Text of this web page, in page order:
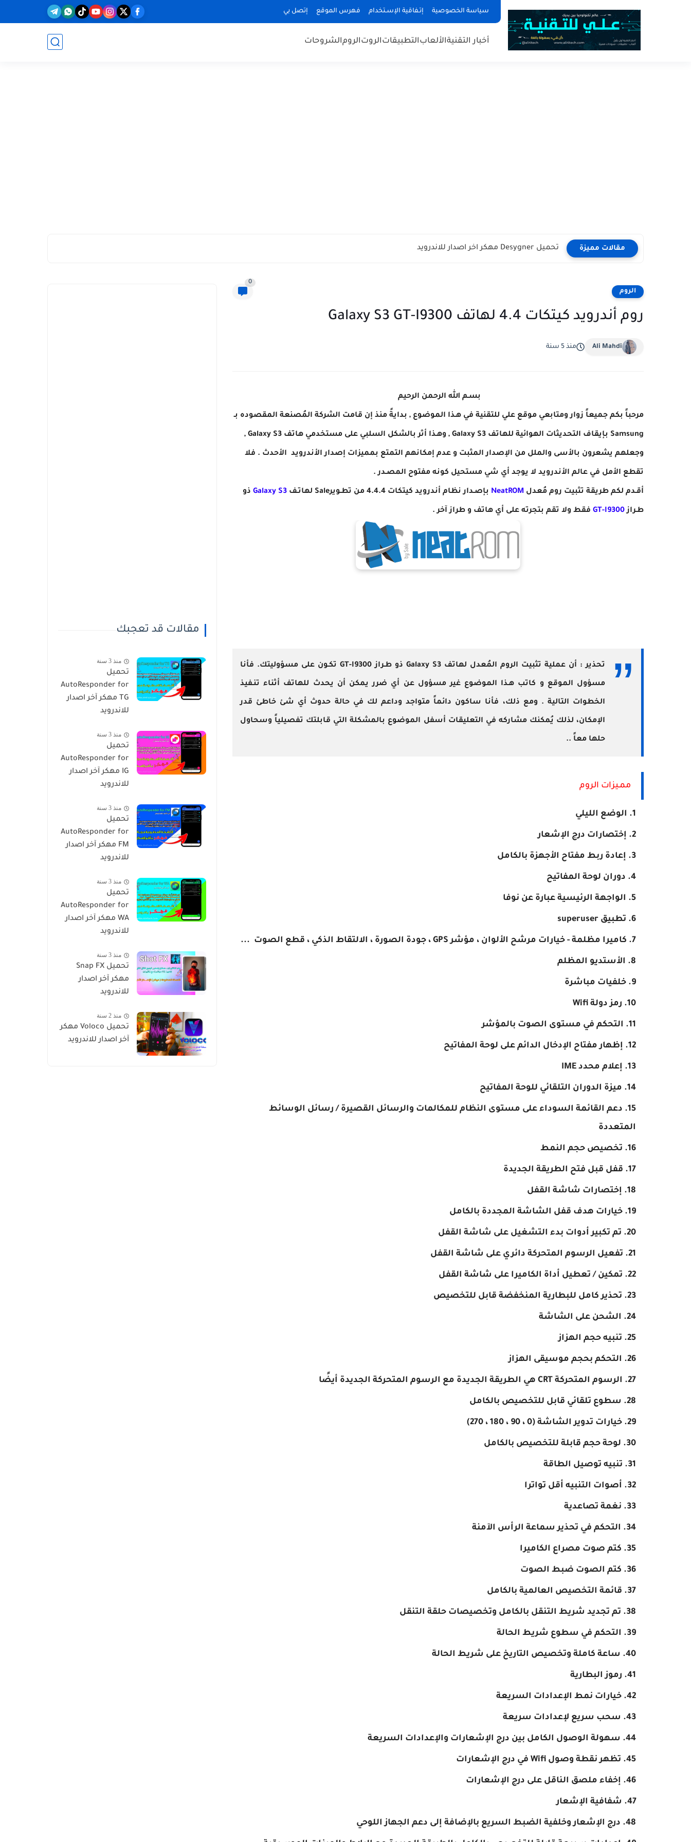
سياسة الخصوصية إتـفاقية الإسـتخدام فهرس الموقع إتصل بي
أخبار التقنيةالألعابالتطبيقاتالروتالرومالشروحات
مقالات مميزة تحميل Desygner مهكر اخر اصدار للاندرويد
الروم
0
روم أندرويد كيتكات 4.4 لهاتف Galaxy S3 GT-I9300
Ali Mahdi منذ 5 سنة
بسـم الله الرحمن الرحيم
مرحباً بكم جميعاً زوار ومتابعي موقع علي للتقنية في هـذا الموضوع , بدايةً منذ إن قامت الشركة المُصنعة المقصوده بـ
Samsung بإيقاف التحديثات الهوائية للهاتف Galaxy S3 , وهـذا أثر بالشكل السلبي على مستخدمي هاتف Galaxy S3 ,
وجعلهم يشعرون بالأسى والملل من الإصدار المثبت و عدم إمكانهم التمتع بمميزات إصدار الأندرويد الأحدث . فلا
تقطع الأمل في عالم الأندرويد لا يوجد أي شي مستحيل كونه مفتوح المصـدر .
أقـدم لكم طريقة تثبيت روم مُعدل NeatROM بإصـدار نظام أندرويد كيتكات 4.4.4 من تطـويرSale لهاتـف Galaxy S3 ذو
طـرازGT-I9300 فقط ولا تقم بتجرته على أي هاتف و طراز آخر .
تحذير : أن عملية تثبيت الروم المُعدل لهاتف Galaxy S3 ذو طـراز GT-I9300 تكـون على مسؤوليتك. فأنا
مسؤول الموقع و كاتب هـذا الموضوع غير مسؤول عن أي ضرر يمكن أن يحدث للهاتف أثناء تنـفيذ
الخطوات التالية . ومع ذلك، فأنا ساكون دائماً متواجد وداعم لك في حالة حدوث أي شئ خاطئ قدر
الإمكان، لذلك يُمكنك مشاركه في التعليقات أسفل الموضوع بالمشكلة التي قابلتك تفصيلياً وسحاول
حلها معاً ..
ممـيزات الروم
الوضع الليلي
إختصارات درج الإشعار
إعادة ربط مفتاح الأجهزة بالكامل
دوران لوحة المفاتيح
الواجهة الرئيسية عبارة عن نوفا
تطبيق superuser
كاميرا مظلمة - خيارات مرشح الألوان ، مؤشر GPS ، جودة الصورة ، الالتقاط الذكي ، قطع الصوت ...
الأستديو المظلم
خلفيات مباشرة
رمز دولة Wifi
التحكم في مستوى الصوت بالمؤشر
إظهار مفتاح الإدخال الدائم على لوحة المفاتيح
إعلام محدد IME
ميزة الدوران التلقائي للوحة المفاتيح
دعم القائمة السوداء على مستوى النظام للمكالمات والرسائل القصيرة / رسائل الوسائط
المتعددة
تخصيص حجم النمط
قفل قبل فتح الطريقة الجديدة
إختصارات شاشة القفل
خيارات هدف قفل الشاشة المجددة بالكامل
تم تكبير أدوات بدء التشغيل على شاشة القفل
تفعيل الرسوم المتحركة دائري على شاشة القفل
تمكين / تعطيل أداة الكاميرا على شاشة القفل
تحذير كامل للبطارية المنخفضة قابل للتخصيص
الشحن على الشاشة
تنبيه حجم الهزاز
التحكم بحجم موسيقى الهزاز
الرسوم المتحركة CRT هي الطريقة الجديدة مع الرسوم المتحركة الجديدة أيضًا
سطوع تلقائي قابل للتخصيص بالكامل
خيارات تدوير الشاشة (0 ، 90 ، 180 ، 270)
لوحة حجم قابلة للتخصيص بالكامل
تنبيه توصيل الطاقة
أصوات التنبيه أقل تواترا
نغمة تصاعدية
التحكم في تحذير سماعة الرأس الآمنة
كتم صوت مصراع الكاميرا
كتم الصوت ضبط الصوت
قائمة التخصيص العالمية بالكامل
تم تجديد شريط التنقل بالكامل وتخصيصات حلقة التنقل
التحكم في سطوع شريط الحالة
ساعة كاملة وتخصيص التاريخ على شريط الحالة
رموز البطارية
خيارات نمط الإعدادات السريعة
سحب سريع لإعدادات سريعة
سهولة الوصول الكامل بين درج الإشعارات والإعدادات السريعة
تظهر نقطة وصول Wifi في درج الإشعارات
إخفاء ملصق الناقل على درج الإشعارات
شفافية الإشعار
درج الإشعار وخلفية الضبط السريع بالإضافة إلى دعم الجهاز اللوحي
مقالات قد تعجبك
منذ 3 سنة
تحميل
AutoResponder for
TG مهكر آخر اصدار
للاندرويد
منذ 3 سنة
تحميل
AutoResponder for
IG مهكر آخر اصدار
للاندرويد
منذ 3 سنة
تحميل
AutoResponder for
FM مهكر آخر اصدار
للاندرويد
منذ 3 سنة
تحميل
AutoResponder for
WA مهكر آخر اصدار
للاندرويد
منذ 3 سنة
تحميل Snap FX
مهكر آخر اصدار
للاندرويد
منذ 2 سنة
تحميل Voloco مهكر
آخر اصدار للاندرويد